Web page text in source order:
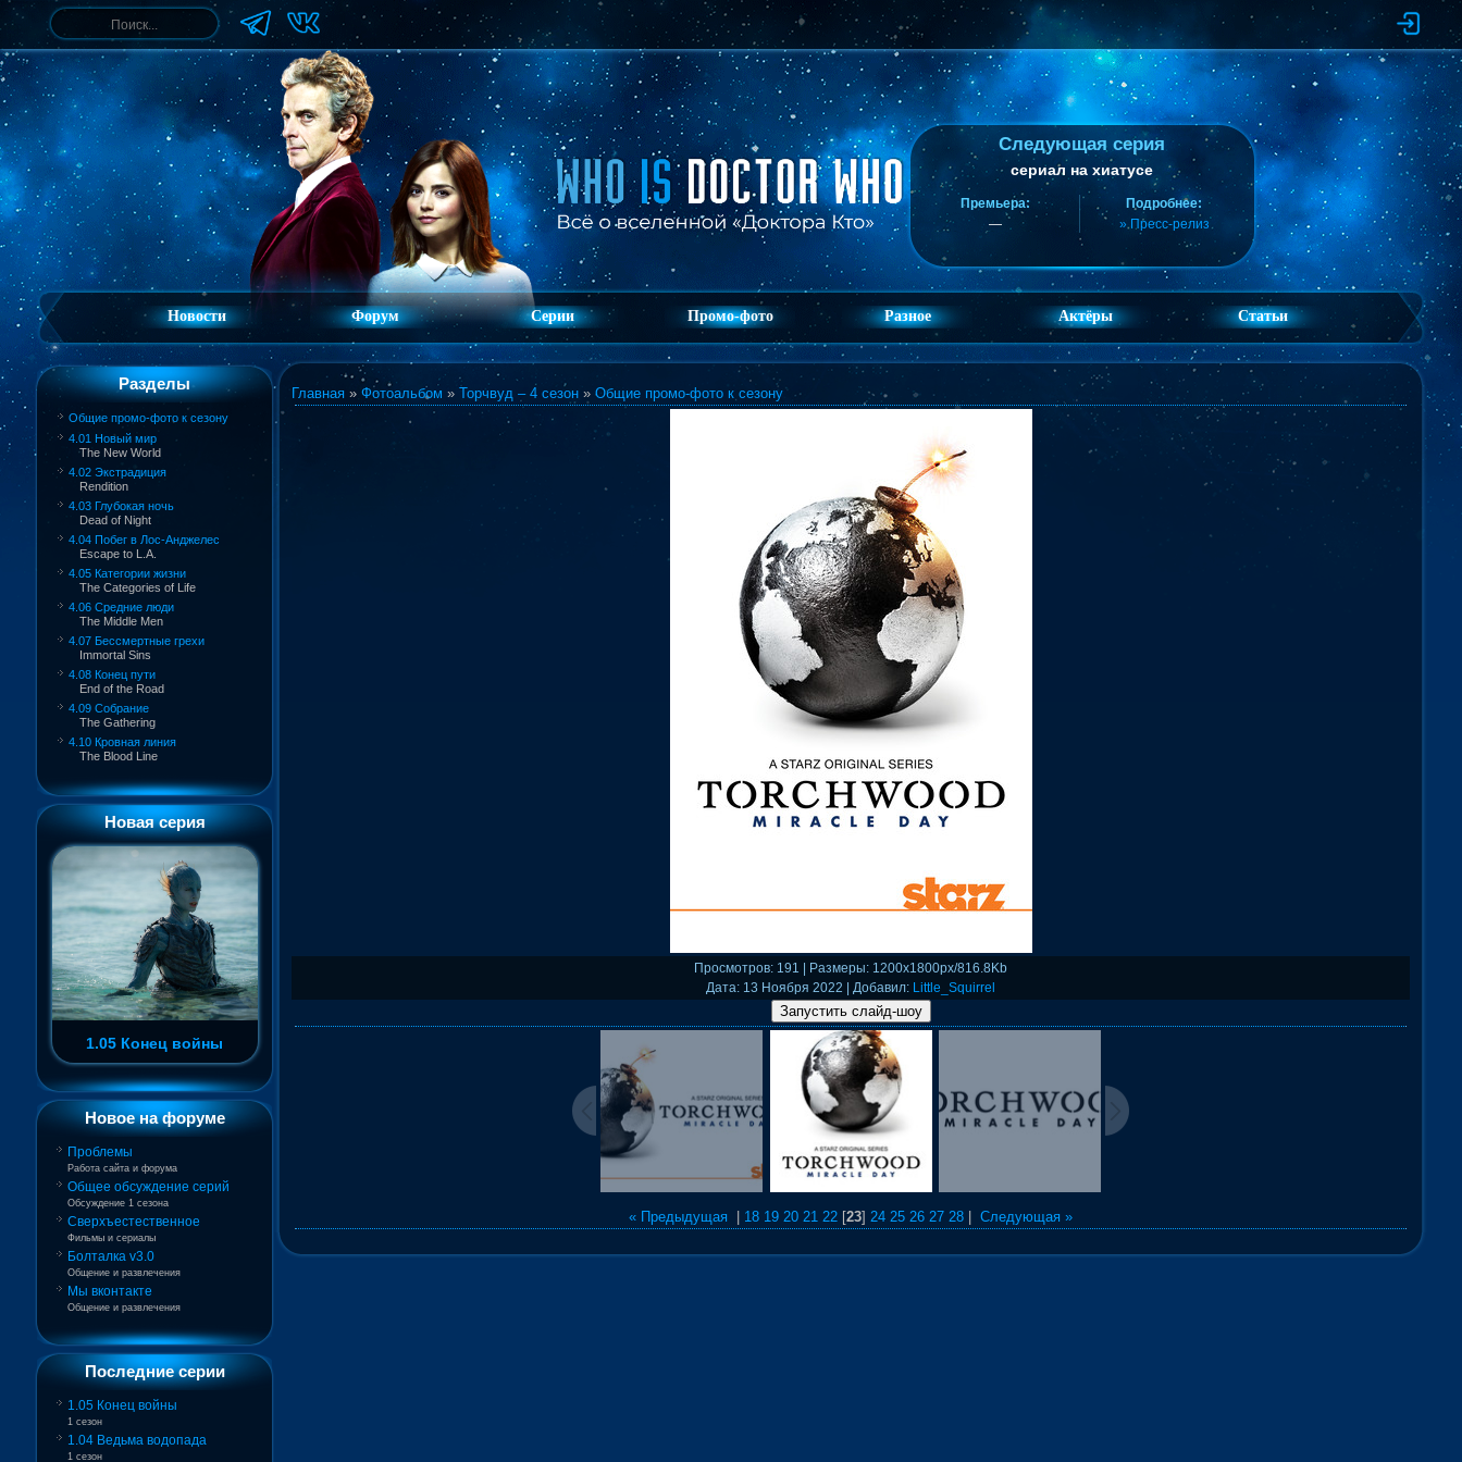
Следующая серия
сериал на хиатусе
Премьера:
—
Подробнее:
» Пресс-релиз
Новости Форум Серии Промо-фото Разное Актёры Статьи
Разделы
Общие промо-фото к сезону
4.01 Новый мир
The New World
4.02 Экстрадиция
Rendition
4.03 Глубокая ночь
Dead of Night
4.04 Побег в Лос-Анджелес
Escape to L.A.
4.05 Категории жизни
The Categories of Life
4.06 Средние люди
The Middle Men
4.07 Бессмертные грехи
Immortal Sins
4.08 Конец пути
End of the Road
4.09 Собрание
The Gathering
4.10 Кровная линия
The Blood Line
Новая серия
1.05 Конец войны
Новое на форуме
Проблемы
Работа сайта и форума
Общее обсуждение серий
Обсуждение 1 сезона
Сверхъестественное
Фильмы и сериалы
Болталка v3.0
Общение и развлечения
Мы вконтакте
Общение и развлечения
Последние серии
1.05 Конец войны
1 сезон
1.04 Ведьма водопада
1 сезон
Главная » Фотоальбом » Торчвуд – 4 сезон » Общие промо-фото к сезону
Просмотров: 191 | Размеры: 1200x1800px/816.8Kb
Дата: 13 Ноября 2022 | Добавил: Little_Squirrel
« Предыдущая 18 19 20 21 22 [23] 24 25 26 27 28 Следующая »